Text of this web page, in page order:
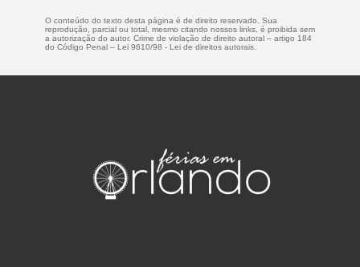
O conteúdo do texto desta página é de direito reservado. Sua
reprodução, parcial ou total, mesmo citando nossos links, é proibida sem
a autorização do autor. Crime de violação de direito autoral – artigo 184
do Código Penal – Lei 9610/98 - Lei de direitos autorais